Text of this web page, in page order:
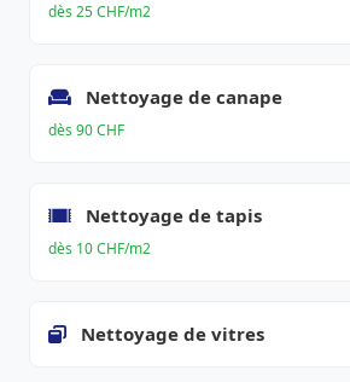
dès 25 CHF/m2
Nettoyage de canape
dès 90 CHF
Nettoyage de tapis
dès 10 CHF/m2
Nettoyage de vitres